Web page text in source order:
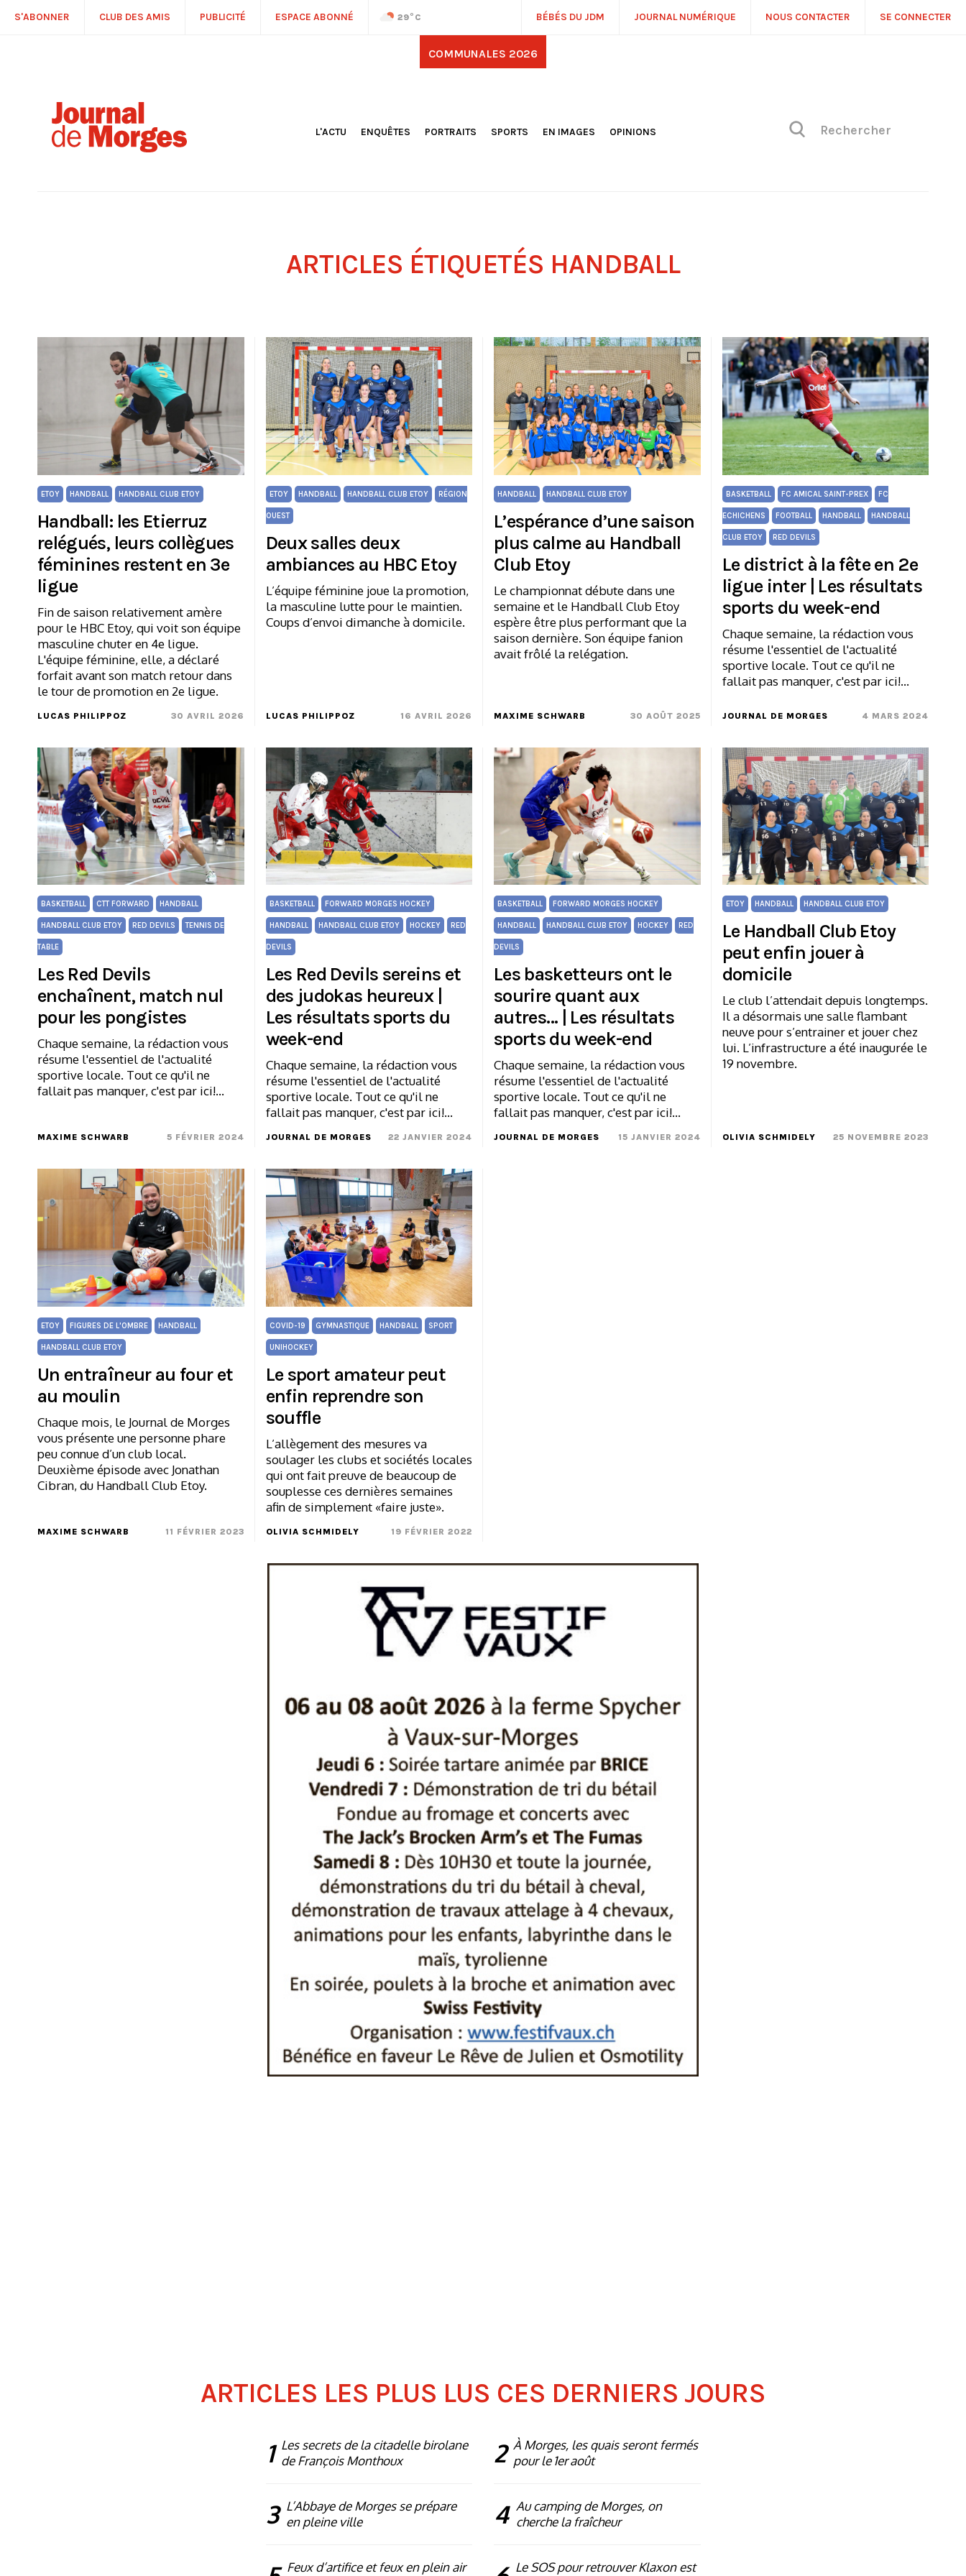
S'ABONNER CLUB DES AMIS PUBLICITÉ ESPACE ABONNÉ 29°C BÉBÉS DU JDM JOURNAL NUMÉRIQUE NOUS CONTACTER SE CONNECTER
COMMUNALES 2026
L'ACTU
ENQUÊTES PORTRAITS
SPORTS
EN IMAGES
OPINIONS
ARTICLES ÉTIQUETÉS HANDBALL
ETOY HANDBALL HANDBALL CLUB ETOY
Handball: les Etierruz
relégués, leurs collègues
féminines restent en 3e
ligue
Fin de saison relativement amère
pour le HBC Etoy, qui voit son équipe
masculine chuter en 4e ligue.
L'équipe féminine, elle, a déclaré
forfait avant son match retour dans
le tour de promotion en 2e ligue.
LUCAS PHILIPPOZ 30 AVRIL 2026
ETOY HANDBALL HANDBALL CLUB ETOY RÉGION
OUEST
Deux salles deux
ambiances au HBC Etoy
L’équipe féminine joue la promotion,
la masculine lutte pour le maintien.
Coups d’envoi dimanche à domicile.
LUCAS PHILIPPOZ 16 AVRIL 2026
HANDBALL HANDBALL CLUB ETOY
L’espérance d’une saison
plus calme au Handball
Club Etoy
Le championnat débute dans une
semaine et le Handball Club Etoy
espère être plus performant que la
saison dernière. Son équipe fanion
avait frôlé la relégation.
MAXIME SCHWARB 30 AOÛT 2025
BASKETBALL FC AMICAL SAINT-PREX FC
ECHICHENS FOOTBALL HANDBALL HANDBALL
CLUB ETOY RED DEVILS
Le district à la fête en 2e
ligue inter | Les résultats
sports du week-end
Chaque semaine, la rédaction vous
résume l'essentiel de l'actualité
sportive locale. Tout ce qu'il ne
fallait pas manquer, c'est par ici!…
JOURNAL DE MORGES 4 MARS 2024
BASKETBALL CTT FORWARD HANDBALL
HANDBALL CLUB ETOY RED DEVILS TENNIS DE
TABLE
Les Red Devils
enchaînent, match nul
pour les pongistes
Chaque semaine, la rédaction vous
résume l'essentiel de l'actualité
sportive locale. Tout ce qu'il ne
fallait pas manquer, c'est par ici!…
MAXIME SCHWARB 5 FÉVRIER 2024
BASKETBALL FORWARD MORGES HOCKEY
HANDBALL HANDBALL CLUB ETOY HOCKEY RED
DEVILS
Les Red Devils sereins et
des judokas heureux |
Les résultats sports du
week-end
Chaque semaine, la rédaction vous
résume l'essentiel de l'actualité
sportive locale. Tout ce qu'il ne
fallait pas manquer, c'est par ici!…
JOURNAL DE MORGES 22 JANVIER 2024
BASKETBALL FORWARD MORGES HOCKEY
HANDBALL HANDBALL CLUB ETOY HOCKEY RED
DEVILS
Les basketteurs ont le
sourire quant aux
autres… | Les résultats
sports du week-end
Chaque semaine, la rédaction vous
résume l'essentiel de l'actualité
sportive locale. Tout ce qu'il ne
fallait pas manquer, c'est par ici!…
JOURNAL DE MORGES 15 JANVIER 2024
ETOY HANDBALL HANDBALL CLUB ETOY
Le Handball Club Etoy
peut enfin jouer à
domicile
Le club l’attendait depuis longtemps.
Il a désormais une salle flambant
neuve pour s’entrainer et jouer chez
lui. L’infrastructure a été inaugurée le
19 novembre.
OLIVIA SCHMIDELY 25 NOVEMBRE 2023
ETOY FIGURES DE L'OMBRE HANDBALL
HANDBALL CLUB ETOY
Un entraîneur au four et
au moulin
Chaque mois, le Journal de Morges
vous présente une personne phare
peu connue d’un club local.
Deuxième épisode avec Jonathan
Cibran, du Handball Club Etoy.
MAXIME SCHWARB 11 FÉVRIER 2023
COVID-19 GYMNASTIQUE HANDBALL SPORT
UNIHOCKEY
Le sport amateur peut
enfin reprendre son
souffle
L’allègement des mesures va
soulager les clubs et sociétés locales
qui ont fait preuve de beaucoup de
souplesse ces dernières semaines
afin de simplement «faire juste».
OLIVIA SCHMIDELY 19 FÉVRIER 2022
ARTICLES LES PLUS LUS CES DERNIERS JOURS
1 Les secrets de la citadelle birolane
de François Monthoux
2 À Morges, les quais seront fermés
pour le 1er août
3 L’Abbaye de Morges se prépare
en pleine ville
4 Au camping de Morges, on
cherche la fraîcheur
Feux d’artifice et feux en plein air
Le SOS pour retrouver Klaxon est